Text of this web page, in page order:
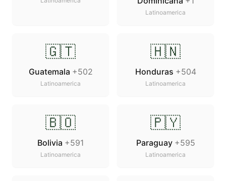
Latinoamerica
🇬🇹
Guatemala +502
Latinoamerica
🇭🇳
Honduras +504
Latinoamerica
🇧🇴
Bolivia +591
Latinoamerica
🇵🇾
Paraguay +595
Latinoamerica